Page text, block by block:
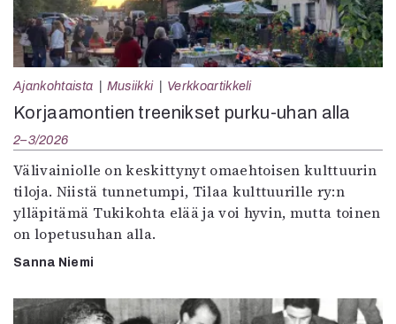
Ajankohtaista Musiikki Verkkoartikkeli
Korjaamontien treenikset purku-uhan alla
2–3/2026
Välivainiolle on keskittynyt omaehtoisen kulttuurin
tiloja. Niistä tunnetumpi, Tilaa kulttuurille ry:n
ylläpitämä Tukikohta elää ja voi hyvin, mutta toinen
on lopetusuhan alla.
Sanna Niemi